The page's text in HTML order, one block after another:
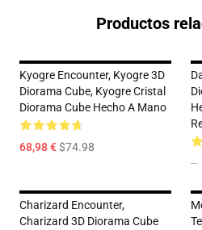
Productos
Kyogre Encounter, Kyogre 3D
Diorama Cube, Kyogre Cristal
Diorama Cube Hecho A Mano
68,98 €$74.98
--
Charizard Encounter,
Charizard 3D Diorama Cube